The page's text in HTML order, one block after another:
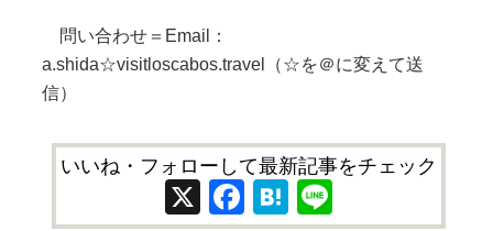
問い合わせ＝Email：
a.shida☆visitloscabos.travel（☆を＠に変えて送
信）
いいね・フォローして最新記事をチェック
X Facebook
Hatena